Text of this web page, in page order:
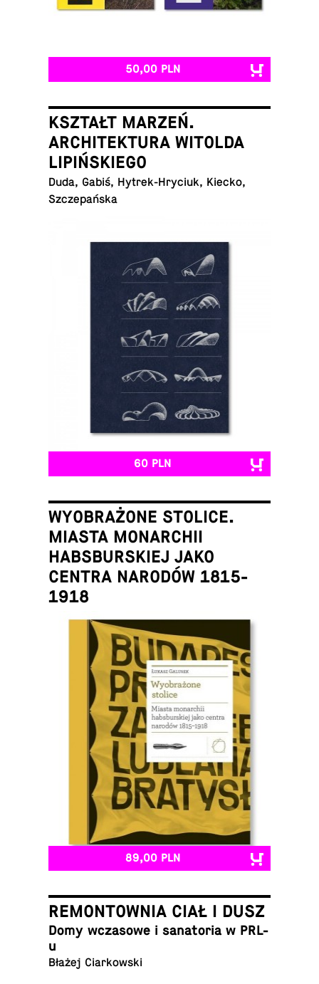
50,00 PLN
KSZTAŁT MARZEŃ.
ARCHITEKTURA WITOLDA
LIPIŃSKIEGO
Duda, Gabiś, Hy­trek-Hry­ciuk, Kiecko,
Szczepańska
60 PLN
WYOBRAŻONE STOLICE.
MIASTA MONARCHII
HABSBURSKIEJ JAKO
CENTRA NARODÓW 1815-
1918
Łukasz Galusek
89,00 PLN
REMONTOWNIA CIAŁ I DUSZ
Domy wcza­so­we i sa­na­to­ria w PRL-
u
Błażej Ciarkowski